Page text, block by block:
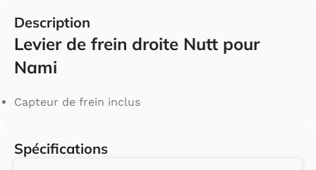
Description
Levier de frein droite Nutt pour
Nami
Capteur de frein inclus
Spécifications